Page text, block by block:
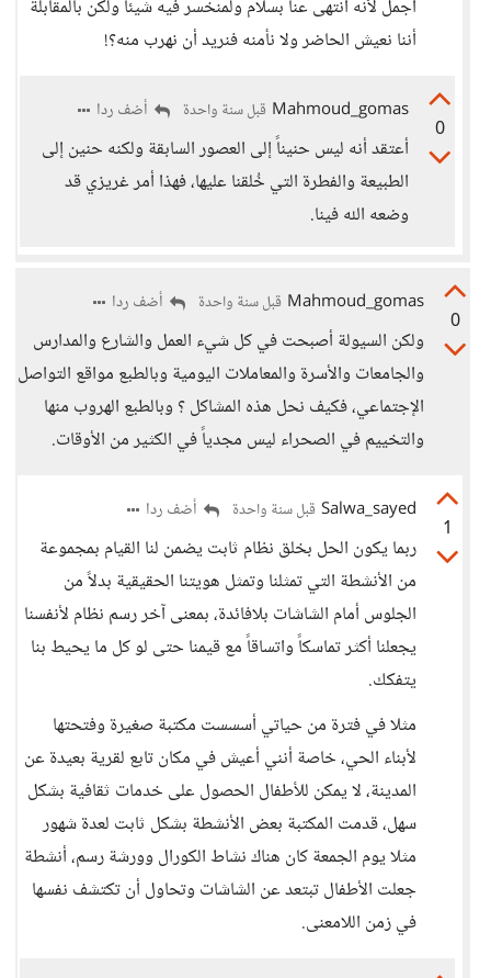
أجمل لأنه انتهى عنا بسلام ولمنخسر فيه شيئاً ولكن بالمقابلة
أننا نعيش الحاضر ولا نأمنه فنريد أن نهرب منه؟!
0
Mahmoud_gomas قبل سنة واحدة أضف ردا
أعتقد أنه ليس حنيناً إلى العصور السابقة ولكنه حنين إلى
الطبيعة والفطرة التي خُلقنا عليها، فهذا أمر غريزي قد
وضعه الله فينا.
0
Mahmoud_gomas قبل سنة واحدة أضف ردا
ولكن السيولة أصبحت في كل شيء العمل والشارع والمدارس
والجامعات والأسرة والمعاملات اليومية وبالطبع مواقع التواصل
الإجتماعي، فكيف نحل هذه المشاكل ؟ وبالطبع الهروب منها
والتخييم في الصحراء ليس مجدياً في الكثير من الأوقات.
1
Salwa_sayed قبل سنة واحدة أضف ردا
ربما يكون الحل بخلق نظام ثابت يضمن لنا القيام بمجموعة
من الأنشطة التي تمثلنا وتمثل هويتنا الحقيقية بدلاً من
الجلوس أمام الشاشات بلافائدة، بمعنى آخر رسم نظام لأنفسنا
يجعلنا أكثر تماسكاً واتساقاً مع قيمنا حتى لو كل ما يحيط بنا
يتفكك.
مثلا في فترة من حياتي أسسست مكتبة صغيرة وفتحتها
لأبناء الحي، خاصة أنني أعيش في مكان تابع لقرية بعيدة عن
المدينة، لا يمكن للأطفال الحصول على خدمات ثقافية بشكل
سهل، قدمت المكتبة بعض الأنشطة بشكل ثابت لعدة شهور
مثلا يوم الجمعة كان هناك نشاط الكورال وورشة رسم، أنشطة
جعلت الأطفال تبتعد عن الشاشات وتحاول أن تكتشف نفسها
في زمن اللامعنى.